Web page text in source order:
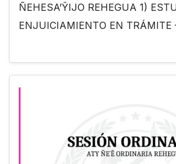
ÑEHESA’ỸIJO REHEGUA 1)
ENJUICIAMIENTO EN